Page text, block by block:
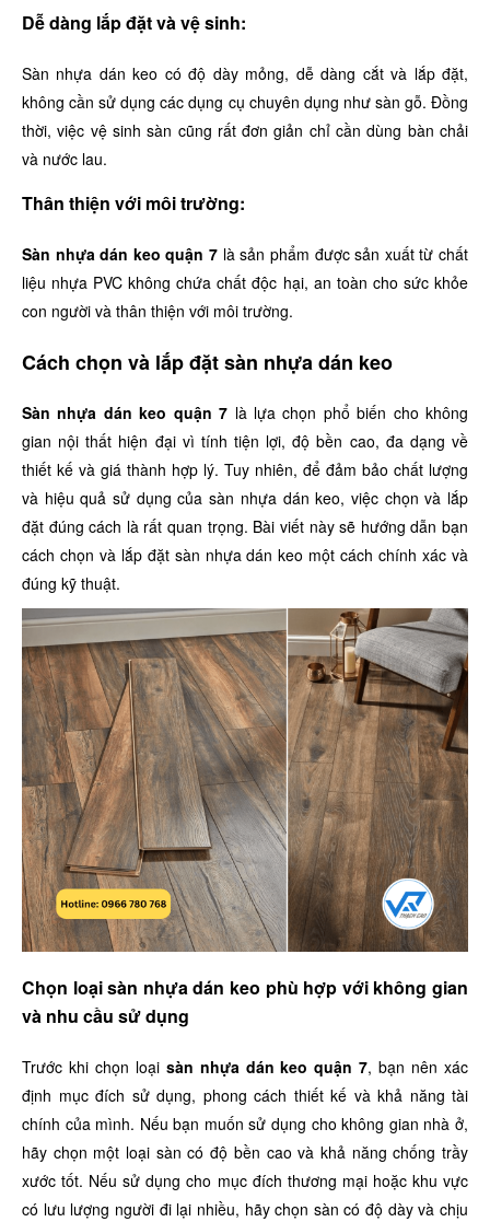
Dễ dàng lắp đặt và vệ sinh:
Sàn nhựa dán keo có độ dày mỏng, dễ dàng cắt và lắp đặt,
không cần sử dụng các dụng cụ chuyên dụng như sàn gỗ. Đồng
thời, việc vệ sinh sàn cũng rất đơn giản chỉ cần dùng bàn chải
và nước lau.
Thân thiện với môi trường:
Sàn nhựa dán keo quận 7 là sản phẩm được sản xuất từ chất
liệu nhựa PVC không chứa chất độc hại, an toàn cho sức khỏe
con người và thân thiện với môi trường.
Cách chọn và lắp đặt sàn nhựa dán keo
Sàn nhựa dán keo quận 7 là lựa chọn phổ biến cho không
gian nội thất hiện đại vì tính tiện lợi, độ bền cao, đa dạng về
thiết kế và giá thành hợp lý. Tuy nhiên, để đảm bảo chất lượng
và hiệu quả sử dụng của sàn nhựa dán keo, việc chọn và lắp
đặt đúng cách là rất quan trọng. Bài viết này sẽ hướng dẫn bạn
cách chọn và lắp đặt sàn nhựa dán keo một cách chính xác và
đúng kỹ thuật.
Chọn loại sàn nhựa dán keo phù hợp với không gian
và nhu cầu sử dụng
Trước khi chọn loại sàn nhựa dán keo quận 7, bạn nên xác
định mục đích sử dụng, phong cách thiết kế và khả năng tài
chính của mình. Nếu bạn muốn sử dụng cho không gian nhà ở,
hãy chọn một loại sàn có độ bền cao và khả năng chống trầy
xước tốt. Nếu sử dụng cho mục đích thương mại hoặc khu vực
có lưu lượng người đi lại nhiều, hãy chọn sàn có độ dày và chịu